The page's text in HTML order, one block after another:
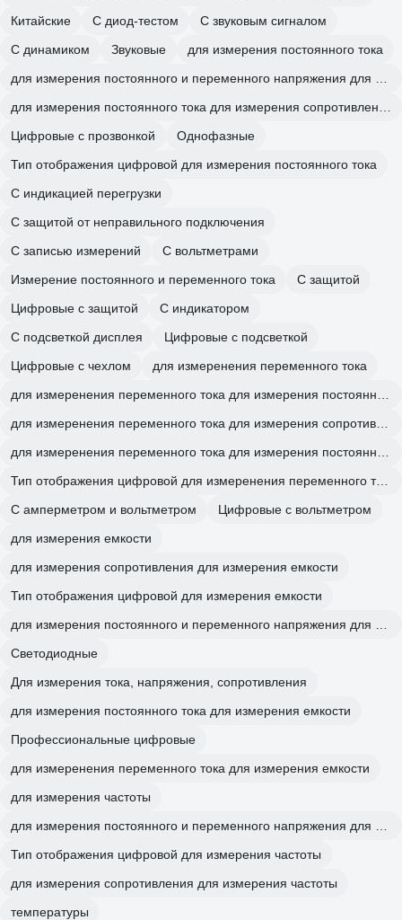
Китайские
С диод-тестом
С звуковым сигналом
С динамиком
Звуковые
для измерения постоянного тока
Цифровые с прозвонкой
Однофазные
Тип отображения цифровой для измерения постоянного тока
C индикацией перегрузки
С защитой от неправильного подключения
С записью измерений
С вольтметрами
Измерение постоянного и переменного тока
С защитой
Цифровые с защитой
С индикатором
С подсветкой дисплея
Цифровые с подсветкой
Цифровые с чехлом
для измеренения переменного тока
Тип отображения цифровой для измеренения переменного тока
С амперметром и вольтметром
Цифровые с вольтметром
для измерения емкости
для измерения сопротивления для измерения емкости
Тип отображения цифровой для измерения емкости
Светодиодные
Для измерения тока, напряжения, сопротивления
для измерения постоянного тока для измерения емкости
Профессиональные цифровые
для измеренения переменного тока для измерения емкости
для измерения частоты
Тип отображения цифровой для измерения частоты
для измерения сопротивления для измерения частоты
температуры